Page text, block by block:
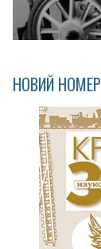
НОВИЙ НОМЕР